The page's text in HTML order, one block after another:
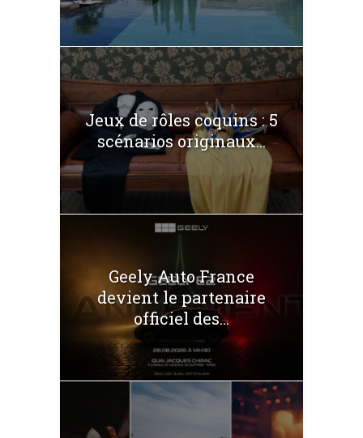
Jeux de rôles coquins : 5
scénarios originaux...
Geely Auto France
devient le partenaire
officiel des...